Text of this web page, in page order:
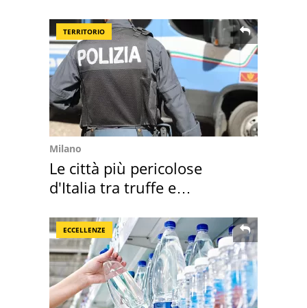
TERRITORIO
Milano
Le città più pericolose
d'Italia tra truffe e
ECCELLENZE